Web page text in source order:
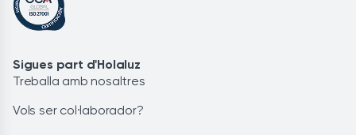
Sigues part d'Holaluz
Treballa amb nosaltres
Vols ser col·laborador?